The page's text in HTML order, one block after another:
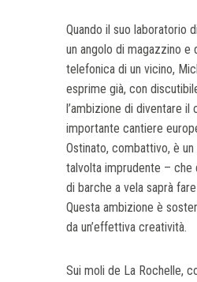
Quando il suo laboratorio
un angolo di magazzino e
telefonica di un vicino,
esprime già, con
l’ambizione di diventare il
importante cantiere
Ostinato, combattivo, è
talvolta imprudente – che
di barche a vela saprà fare
Questa ambizione è
da un’effettiva creatività.
Sui moli de La Rochelle,